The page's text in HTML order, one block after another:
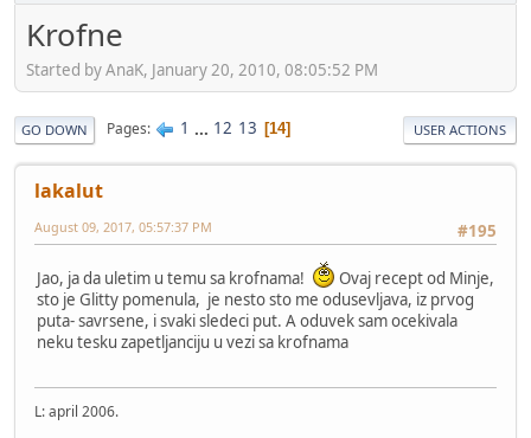
Krofne
Started by AnaK, January 20, 2010, 08:05:52 PM
GO DOWN Pages 1 ... 12 13 14 USER ACTIONS
lakalut
#195
August 09, 2017, 05:57:37 PM
Jao, ja da uletim u temu sa krofnama!
Ovaj recept od Minje,
sto je Glitty pomenula, je nesto sto me odusevljava, iz prvog
puta- savrsene, i svaki sledeci put. A oduvek sam ocekivala
neku tesku zapetljanciju u vezi sa krofnama
L: april 2006.